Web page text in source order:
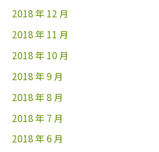
2018 年 12 月
2018 年 11 月
2018 年 10 月
2018 年 9 月
2018 年 8 月
2018 年 7 月
2018 年 6 月